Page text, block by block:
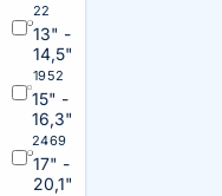
22
13" -
14,5"
1952
15" -
16,3"
2469
17" -
20,1"